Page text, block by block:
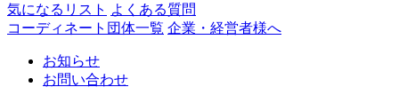
気になるリスト よくある質問
コーディネート団体一覧 企業・経営者様へ
お知らせ
お問い合わせ